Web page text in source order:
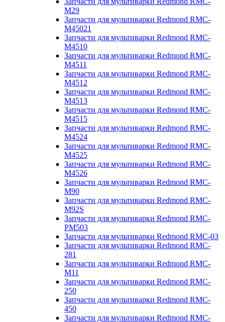
M29
Запчасти для мультиварки Redmond RMC-
M45021
Запчасти для мультиварки Redmond RMC-
M4510
Запчасти для мультиварки Redmond RMC-
M4511
Запчасти для мультиварки Redmond RMC-
M4512
Запчасти для мультиварки Redmond RMC-
M4513
Запчасти для мультиварки Redmond RMC-
M4515
Запчасти для мультиварки Redmond RMC-
M4524
Запчасти для мультиварки Redmond RMC-
M4525
Запчасти для мультиварки Redmond RMC-
M4526
Запчасти для мультиварки Redmond RMC-
M90
Запчасти для мультиварки Redmond RMC-
M92S
Запчасти для мультиварки Redmond RMC-
PM503
Запчасти для мультиварки Redmond RMC-03
Запчасти для мультиварки Redmond RMC-
281
Запчасти для мультиварки Redmond RMC-
M11
Запчасти для мультиварки Redmond RMC-
250
Запчасти для мультиварки Redmond RMC-
450
Запчасти для мультиварки Redmond RMC-